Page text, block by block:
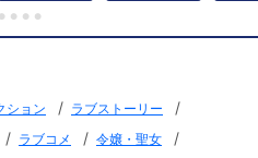
● ● ● ●
ション / ラブストーリー /
/ ラブコメ / 令嬢・聖女 /